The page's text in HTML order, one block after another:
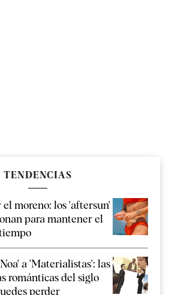
TENDENCIAS
moreno: los 'aftersun'
para mantener el
a 'Materialistas': las
románticas del siglo
perder